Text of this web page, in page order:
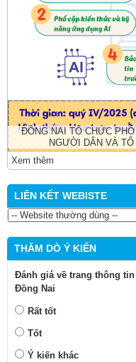
ĐỒNG NAI TỔ CHỨC
NGƯỜI DÂN VÀ
Xem thêm
LIÊN KẾT WEBISTE
THĂM DÒ Ý KIẾN
Đánh giá về trang thông
Đồng Nai
Rất tốt
Tốt
Ý kiến khác